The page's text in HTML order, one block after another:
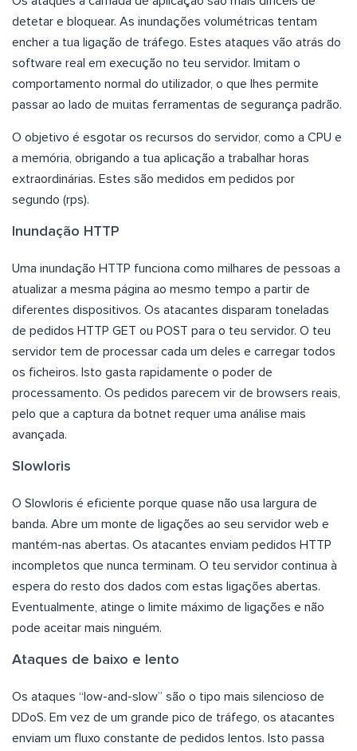
detetar e bloquear. As inundações volumétricas tentam
encher a tua ligação de tráfego. Estes ataques vão atrás do
software real em execução no teu servidor. Imitam o
comportamento normal do utilizador, o que lhes permite
passar ao lado de muitas ferramentas de segurança padrão.
O objetivo é esgotar os recursos do servidor, como a CPU e
a memória, obrigando a tua aplicação a trabalhar horas
extraordinárias. Estes são medidos em pedidos por
segundo (rps).
Inundação HTTP
Uma inundação HTTP funciona como milhares de pessoas a
atualizar a mesma página ao mesmo tempo a partir de
diferentes dispositivos. Os atacantes disparam toneladas
de pedidos HTTP GET ou POST para o teu servidor. O teu
servidor tem de processar cada um deles e carregar todos
os ficheiros. Isto gasta rapidamente o poder de
processamento. Os pedidos parecem vir de browsers reais,
pelo que a captura da botnet requer uma análise mais
avançada.
Slowloris
O Slowloris é eficiente porque quase não usa largura de
banda. Abre um monte de ligações ao seu servidor web e
mantém-nas abertas. Os atacantes enviam pedidos HTTP
incompletos que nunca terminam. O teu servidor continua à
espera do resto dos dados com estas ligações abertas.
Eventualmente, atinge o limite máximo de ligações e não
pode aceitar mais ninguém.
Ataques de baixo e lento
Os ataques “low-and-slow” são o tipo mais silencioso de
DDoS. Em vez de um grande pico de tráfego, os atacantes
enviam um fluxo constante de pedidos lentos. Isto passa